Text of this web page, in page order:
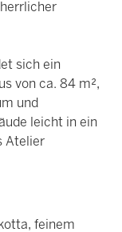
sich ein
von ca. 84 m²,
und
leicht in ein
Atelier
feinem